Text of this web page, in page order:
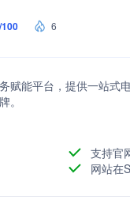
6
赋能平台，提供一站式
。
支持官
网站在